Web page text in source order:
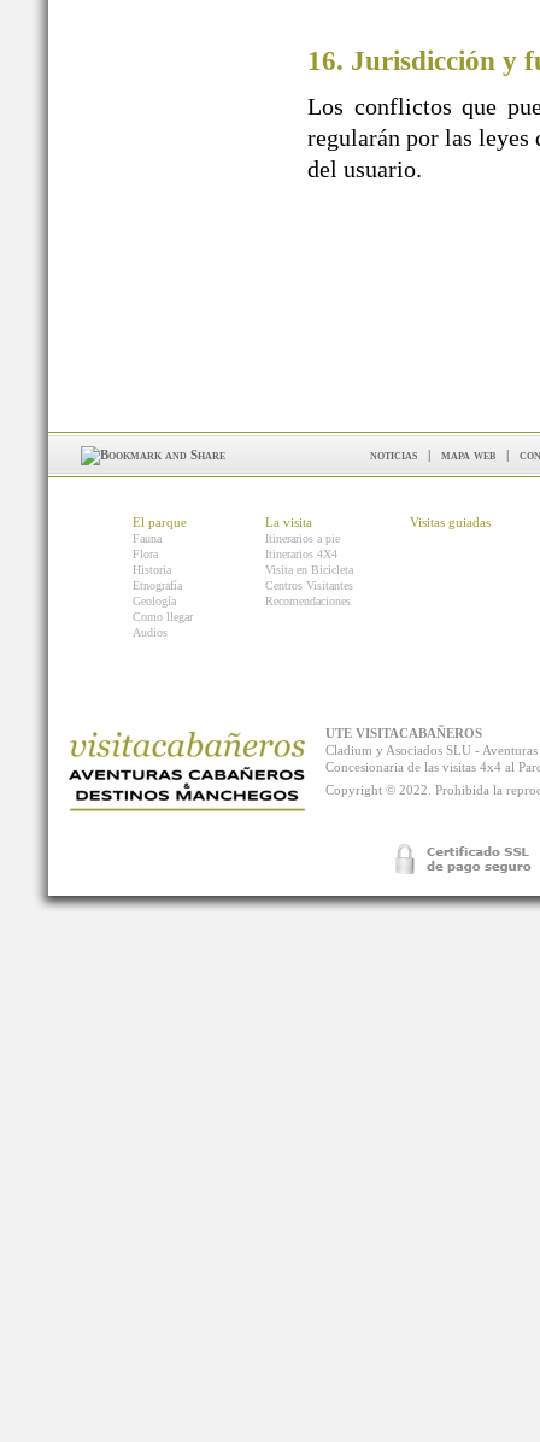
16. Jurisdicción y
Los conflictos que
regularán por las leyes
del usuario.
noticias | mapa web |
El parque
Fauna
Flora
Historia
Etnografía
Geología
Como llegar
Audios
La visita
Itinerarios a pie
Itinerarios 4X4
Visita en Bicicleta
Centros Visitantes
Recomendaciones
Visitas guiadas
UTE VISITACABAÑEROS
Cladium y Asociados SLU -
Concesionaria de las visitas 4x4 al
Copyright © 2022. Prohibida la